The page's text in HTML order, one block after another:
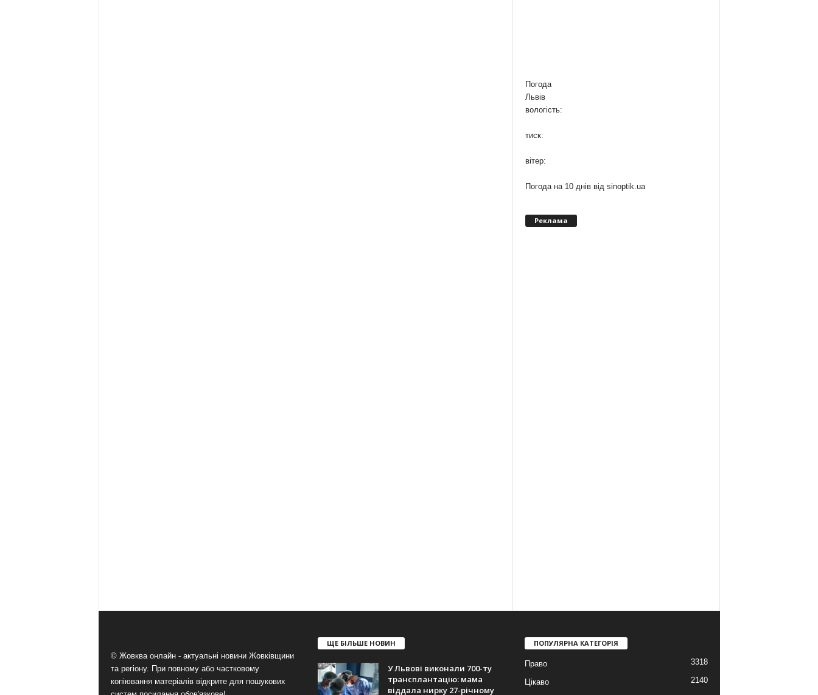
Погода
Львів
вологість:
тиск:
вітер:
Погода на 10 днів від sinoptik.ua
Реклама
© Жовква онлайн - актуальні новини Жовківщини
та регіону. При повному або частковому
копіювання матеріалів відкрите для пошукових
ЩЕ БІЛЬШЕ НОВИН
У Львові виконали 700-ту
трансплантацію: мама
віддала нирку 27-річному
ПОПУЛЯРНА КАТЕГОРІЯ
Право 3318
Цікаво
2140